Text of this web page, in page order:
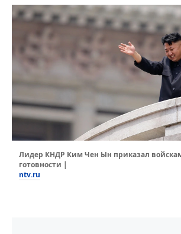
Лидер КНДР Ким Чен Ын приказал
готовности |
ntv.ru